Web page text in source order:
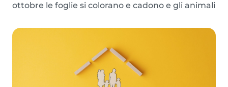
ottobre le foglie si colorano e cadono e gli animali
domande!